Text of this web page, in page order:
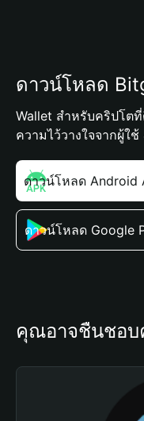
ดาวน์โหลด
Wallet สำหรับคริปโต
ความไว้วางใจจากผู้ใ
ดาวน์โหลด Android
ดาวน์โหลด Google
คุณอาจชื่นชอบ